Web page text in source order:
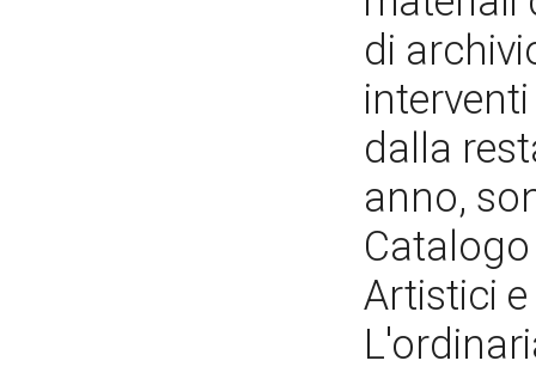
di
dalla
anno,
Artistici